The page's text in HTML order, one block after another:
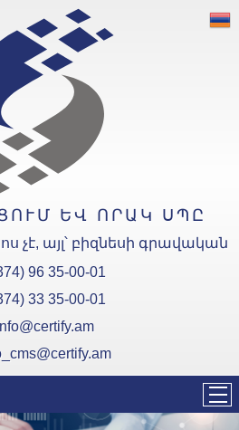
ԵՎ ՈՐԱԿ ՍՊԸ
այլ՝ բիզնեսի գրավական
96 35-00-01
33 35-00-01